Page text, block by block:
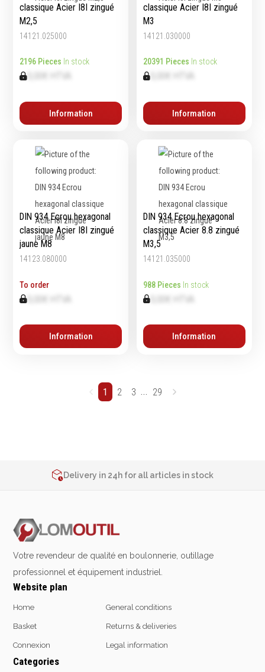
classique Acier I8I zingué
M2,5
14121.025000
2196 Pieces In stock
0,00€ HTVA
Information
classique Acier I8I zingué
M3
14121.030000
20391 Pieces In stock
Information
DIN 934 Ecrou hexagonal
classique Acier I8I zingué
jaune M8
14123.080000
To order
0,00€ HTVA
Information
DIN 934 Ecrou hexagonal
classique Acier 8.8 zingué
M3,5
14121.035000
988 Pieces In stock
Information
1 2 3 ... 29
Delivery in 24h for all articles in stock
Votre revendeur de qualité en boulonnerie, outillage
professionnel et équipement industriel.
Website plan
Home
Basket
Connexion
General conditions
Returns & deliveries
Legal information
Categories